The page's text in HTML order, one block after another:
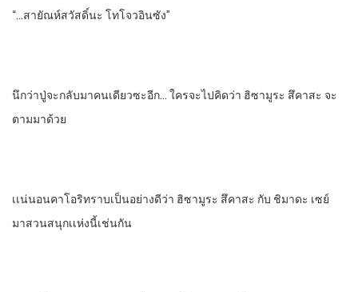
“…สายัณห์​สวัสดิ์​นะ โทโจวอินซัง”
นึกว่าปู่จะกลับมาคนเดียวซะอีก… ใครจะไปคิดว่า​ ฮิซามูระ​ สึคาสะ​ จะ
ตามมาด้วย
เเน่นอน​คาโอริทราบเป็นอย่างดีว่า​ ฮิซามูระ​ สึคาสะ​ กับ​ ชิมาดะ​ เซย์​
มาสวนสนุกเเห่งนี้เช่นกัน